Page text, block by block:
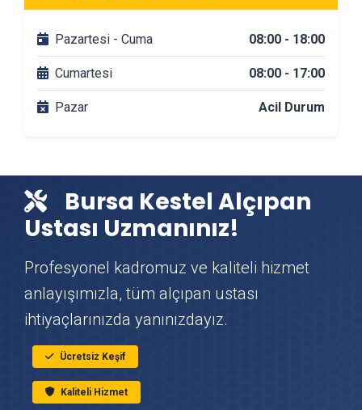
Kestel Banyo Tadilatı
Kestel DuşaKabin Montajı
Kestel Vinç Kiralama
Kestel Çatı Ustası
Kestel Fayans & Seramik Ustası
Kestel Prefabrik Ev Yapımı
Pazartesi - Cuma 08:00 - 18:00
Cumartesi 08:00 - 17:00
Pazar Acil Durum
Bursa Kestel Alçıpan
Ustası Uzmanınız!
Profesyonel kadromuz ve kaliteli hizmet
anlayışımızla, tüm alçıpan ustası
ihtiyaçlarınızda yanınızdayız.
Ücretsiz Keşif
Kaliteli Hizmet